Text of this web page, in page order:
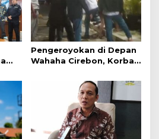
Pengeroyokan di Depan
Wahaha Cirebon, Korban